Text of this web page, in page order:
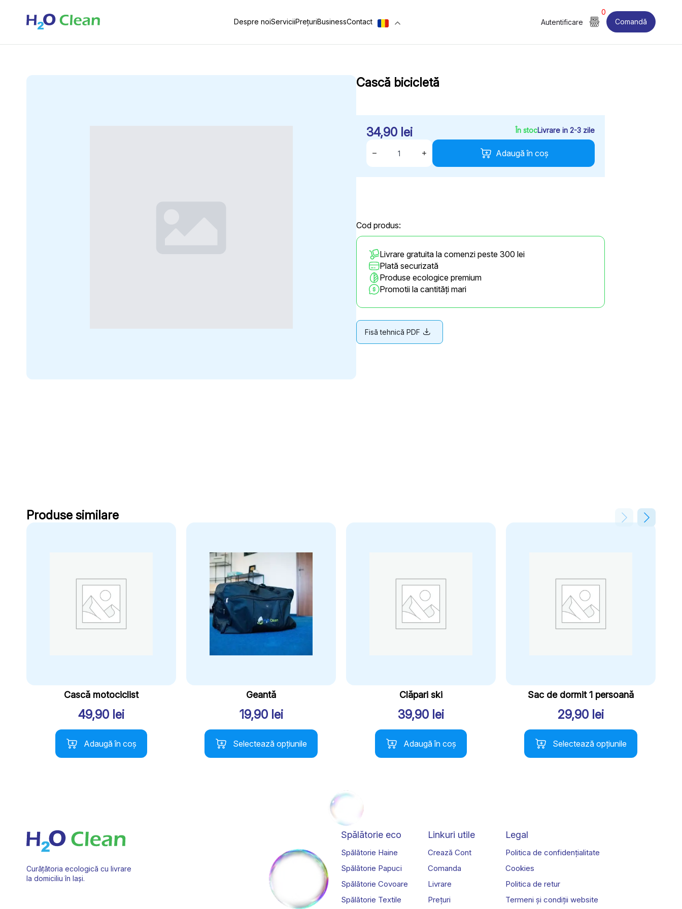
Despre noiServiciiPrețuriBusinessContact Autentificare
0
Comandă
Cască bicicletă
34,90 lei În stocLivrare in 2-3 zile
Cantitate
Cască
Adaugă în coș
Cod produs:
Livrare gratuita la comenzi peste 300 lei
Plată securizată
Produse ecologice premium
Promotii la cantități mari
Fisă tehnică PDF
Produse similare
Cască motociclist
49,90 lei
Adaugă în coș
Geantă
19,90 lei
Selectează opțiunile
Acest
produs
are
Clăpari ski
39,90 lei
Adaugă în coș
Sac de dormit 1 persoană
29,90 lei
Selectează opțiunile
Acest
produs
are
alese
în
pagina
Curățătoria ecologică cu livrare
la domiciliu în Iași.
Spălătorie eco
Spălătorie Haine
Spălătorie Papuci
Spălătorie Covoare
Spălătorie Textile
Linkuri utile
Crează Cont
Comanda
Livrare
Prețuri
Legal
Politica de confidențialitate
Cookies
Politica de retur
Termeni și condiții website